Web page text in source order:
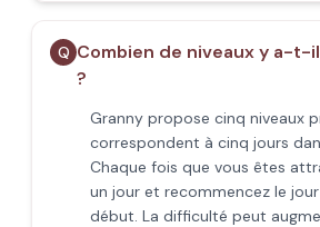
Q Combien de niveaux y a-t-
?
Granny propose cinq niveaux
correspondent à cinq jours
Chaque fois que vous êtes
un jour et recommencez le
début. La difficulté peut